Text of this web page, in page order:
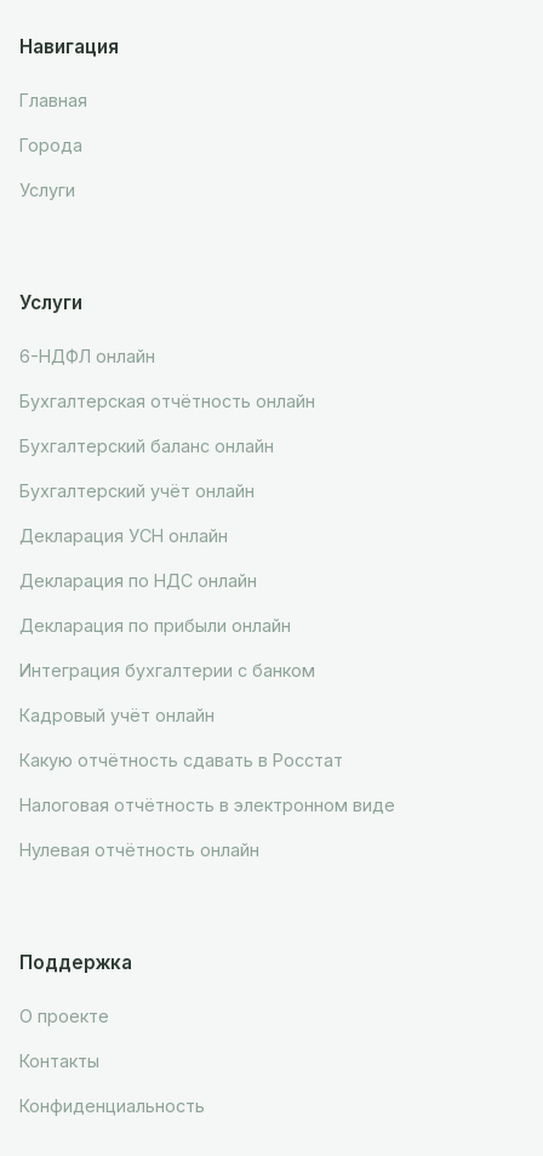
Навигация
Главная
Города
Услуги
Услуги
6-НДФЛ онлайн
Бухгалтерская отчётность онлайн
Бухгалтерский баланс онлайн
Бухгалтерский учёт онлайн
Декларация УСН онлайн
Декларация по НДС онлайн
Декларация по прибыли онлайн
Интеграция бухгалтерии с банком
Кадровый учёт онлайн
Какую отчётность сдавать в Росстат
Налоговая отчётность в электронном виде
Нулевая отчётность онлайн
Поддержка
О проекте
Контакты
Конфиденциальность